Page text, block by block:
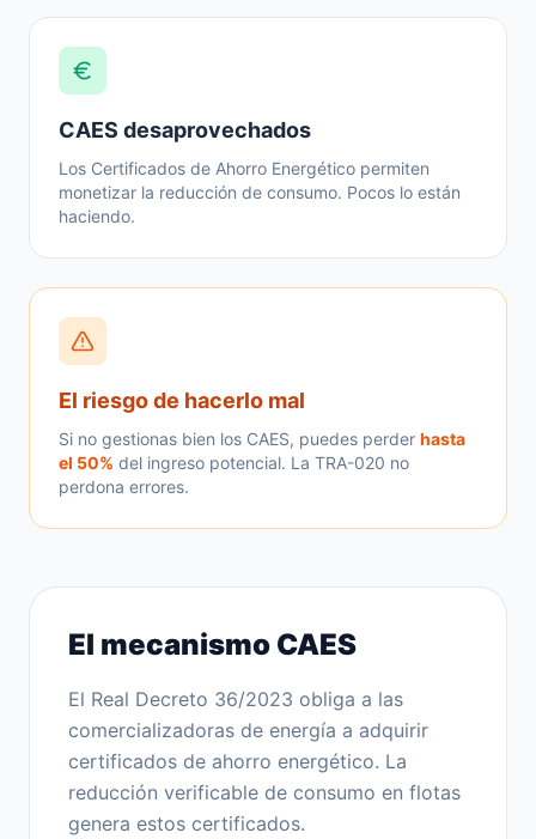
CAES desaprovechados
Los Certificados de Ahorro Energético permiten
monetizar la reducción de consumo. Pocos lo están
haciendo.
El riesgo de hacerlo mal
Si no gestionas bien los CAES, puedes perder hasta
el 50% del ingreso potencial. La TRA-020 no
perdona errores.
El mecanismo CAES
El Real Decreto 36/2023 obliga a las
comercializadoras de energía a adquirir
certificados de ahorro energético. La
reducción verificable de consumo en flotas
genera estos certificados.